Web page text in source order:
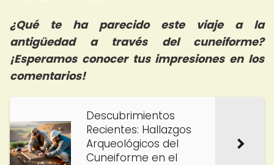
¿Qué te ha parecido este viaje a la
antigüedad a través del cuneiforme?
¡Esperamos conocer tus impresiones en los
comentarios!
Descubrimientos
Recientes: Hallazgos
Arqueológicos del
Cuneiforme en el